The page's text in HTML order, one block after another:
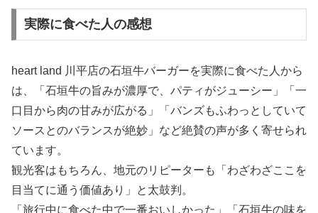
実際に食べた人の感想
heart land 川平店の石垣牛バーガーを実際に食べた人から
は、「石垣牛の旨みが濃厚で、パティがジューシー」「一
口目から肉の甘みが広がる」「バンズもふわっとしていて
ソースとのバランスが絶妙」など絶賛の声が多く寄せられ
ています。
観光客はもちろん、地元のリピーターも「わざわざここを
目当てに通う価値あり」と太鼓判。
「旅行中に食べた中で一番おいしかった」「石垣牛の味を